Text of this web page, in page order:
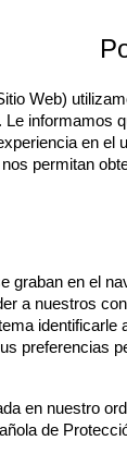
Web)
informamos
en
permitan
en el
a nuestros
preferencias
en nuestro
de